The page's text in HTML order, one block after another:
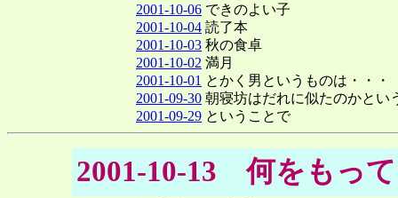
2001-10-06 できのよい子
2001-10-04 読了本
2001-10-03 秋の食卓
2001-10-02 満月
2001-10-01 とかく男というものは・・・
2001-09-30 朝寝坊はだれに似たのかとい
2001-09-29 ということで
2001-10-13 何をもっ